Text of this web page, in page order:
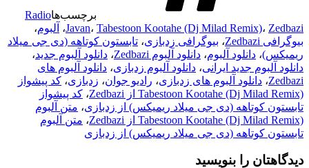
برچسب‌هاRadio
Javan، Tabestoon Kootahe ‌(Dj Milad Remix)، Zedbazi ، آلبوم،
بیوگرافی Zedbazi
، بیوگرافی زدبازی، تابستون کوتاهه (دی جی میلاد
ریمیکس)، دانلود آلبوم، دانلود آلبوم Zedbazi ، دانلود آلبوم جدید،
دانلود آلبوم جدید ایرانی، دانلود آلبوم زدبازی، دانلود آلبوم های
Zedbazi، دانلود آلبوم های زدبازی، رادیو جوان، زدبازی، کد پیشواز
Tabestoon Kootahe ‌(Dj Milad Remix) از Zedbazi
، کد پیشواز
تابستون کوتاهه (دی جی میلاد ریمیکس) از زدبازی، متن آلبوم
Tabestoon Kootahe ‌(Dj Milad Remix) از Zedbazi
، متن آلبوم
تابستون کوتاهه (دی جی میلاد ریمیکس) از زدبازی
دیدگاهتان را بنویسید